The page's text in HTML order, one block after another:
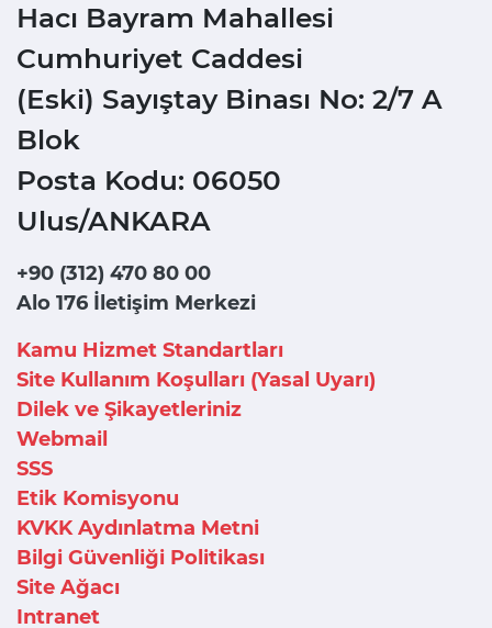
Hacı Bayram Mahallesi
Cumhuriyet Caddesi
(Eski) Sayıştay Binası No: 2/7 A
Blok
Posta Kodu: 06050
Ulus/ANKARA
+90 (312) 470 80 00
Alo 176 İletişim Merkezi
Kamu Hizmet Standartları
Site Kullanım Koşulları (Yasal Uyarı)
Dilek ve Şikayetleriniz
Webmail
SSS
Etik Komisyonu
KVKK Aydınlatma Metni
Bilgi Güvenliği Politikası
Site Ağacı
Intranet